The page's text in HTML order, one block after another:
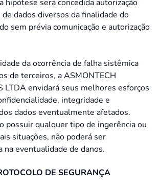
hipótese será concedida autorização
dados diversos da finalidade do
sem prévia comunicação e autorização
da ocorrência de falha sistêmica
de terceiros, a ASMONTECH
LTDA envidará seus melhores esforços
integridade e
dados eventualmente afetados.
possuir qualquer tipo de ingerência ou
situações, não poderá ser
na eventualidade de danos.
DE SEGURANÇA